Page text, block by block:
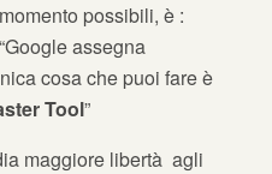
momento possibili, è :
“Google assegna
cosa che puoi fare è
Tool”
maggiore libertà agli